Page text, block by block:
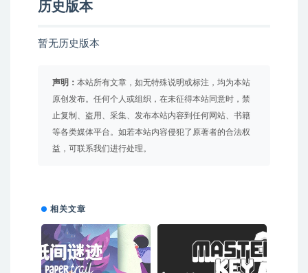
历史版本
暂无历史版本
声明： 本站所有文章，如无特殊说明或标注，均为本站
原创发布。任何个人或组织，在未征得本站同意时，禁
止复制、盗用、采集、发布本站内容到任何网站、书籍
等各类媒体平台。如若本站内容侵犯了原著者的合法权
益，可联系我们进行处理。
相关文章